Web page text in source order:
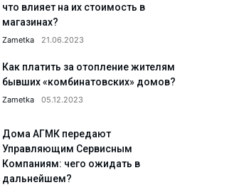
что влияет на их стоимость в
магазинах?
Zametka 21.06.2023
Как платить за отопление жителям
бывших «комбинатовских» домов?
Zametka 05.12.2023
Дома АГМК передают
Управляющим Сервисным
Компаниям: чего ожидать в
дальнейшем?